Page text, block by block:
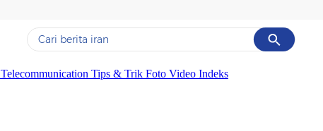
Cancel
Yang sedang ramai dicari
Telecommunication Tips & Trik Foto Video Indeks